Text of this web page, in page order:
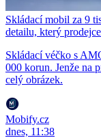
Skládací mobil za 9
detailu, který
Skládací véčko s
000 korun. Jenže na
celý obrázek.
Mobify.cz
dnes, 11:38